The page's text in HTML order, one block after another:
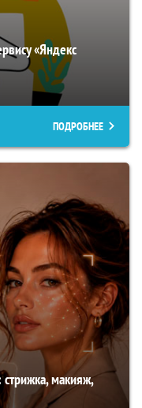
«Яндекс
ПОДРОБНЕЕ
стрижка, макияж,